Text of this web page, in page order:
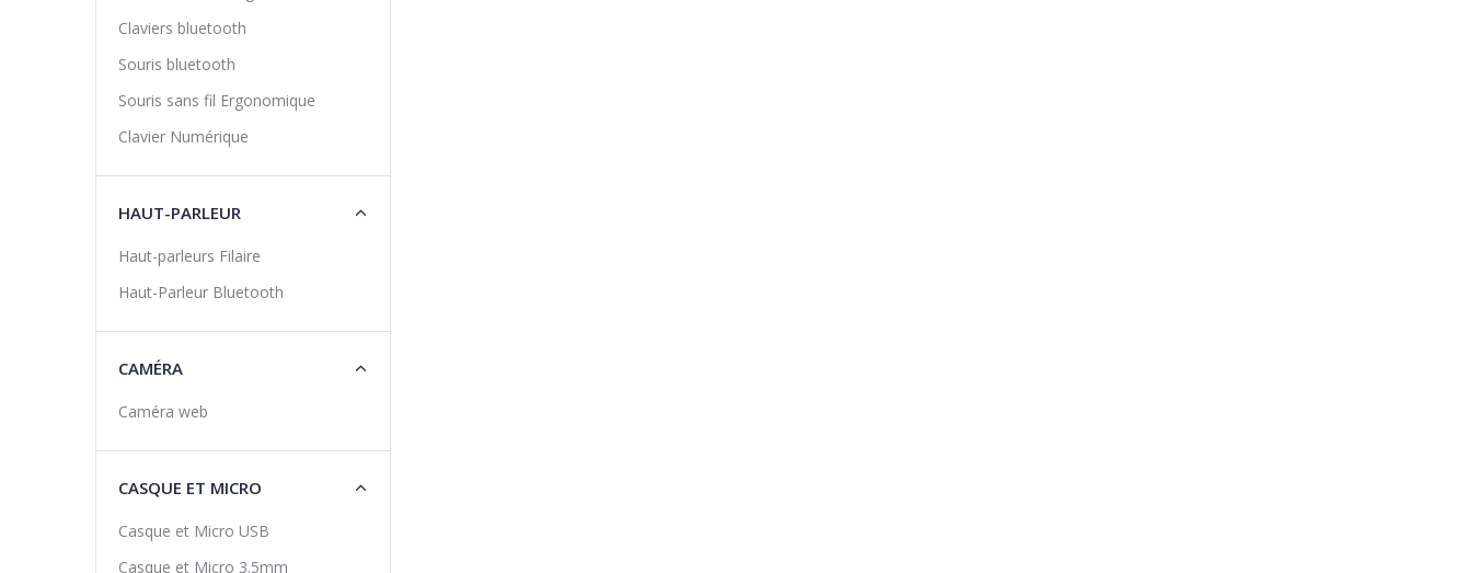
Claviers bluetooth
Souris bluetooth
Souris sans fil Ergonomique
Clavier Numérique
HAUT-PARLEUR
Haut-parleurs Filaire
Haut-Parleur Bluetooth
CAMÉRA
Caméra web
CASQUE ET MICRO
Casque et Micro USB
Casque et Micro 3.5mm